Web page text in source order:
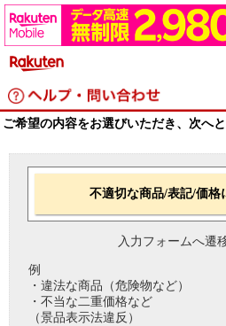
ご希望の内容をお選びいただき、次へと
不適切な商品/表記/価格
入力フォームへ遷
例
・違法な商品（危険物など）
・不当な二重価格など
（景品表示法違反）